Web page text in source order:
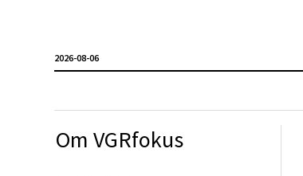
2026-08-06
Om VGRfokus